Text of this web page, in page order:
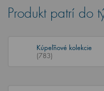
Produkt patrí do
Kúpeľňové kolekcie
(783)